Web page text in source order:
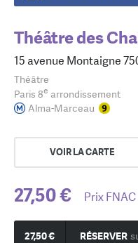
Théâtre des
15 avenue Montaigne
Théâtre
Paris 8e arrondissement
Alma-Marceau
VOIR LA CARTE
27,50 € Prix FNAC
27,50 € RÉSERVER